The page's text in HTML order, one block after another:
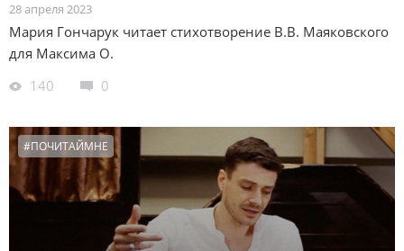
28 апреля 2023
Мария Гончарук читает стихотворение В.В. Маяковского
для Максима О.
140
0
#ПОЧИТАЙМНЕ